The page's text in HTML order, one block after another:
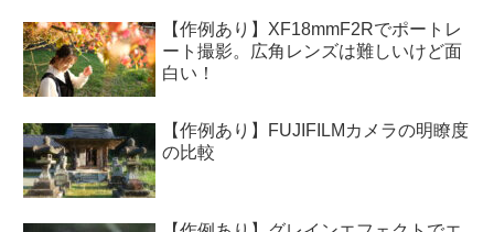
【作例あり】XF18mmF2Rでポートレ
ート撮影。広角レンズは難しいけど面
白い！
【作例あり】FUJIFILMカメラの明瞭度
の比較